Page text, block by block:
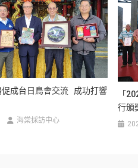
促成台日鳥會交流 成功打響
海棠採訪中心
「
行頒